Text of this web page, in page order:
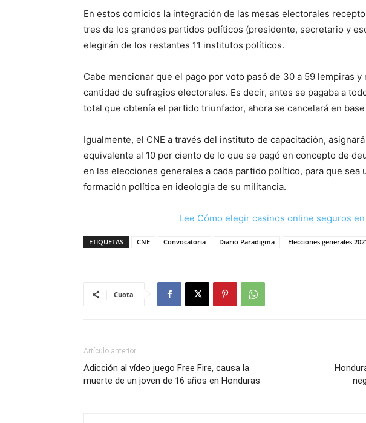
En estos comicios la integración de las mesas electorales
tres de los grandes partidos políticos (presidente, secretario y
elegirán de los restantes 11 institutos políticos.
Cabe mencionar que el pago por voto pasó de 30 a 59 lempiras
cantidad de sufragios electorales. Es decir, antes se pagaba a
total que obtenía el partido triunfador, ahora se cancelará en
Igualmente, el CNE a través del instituto de capacitación,
equivalente al 10 por ciento de lo que se pagó en concepto de
en las elecciones generales a cada partido político, para que sea
formación política en ideología de su militancia.
Lee Cómo elegir casinos online seguros
ETIQUETAS CNE Convocatoria Diario Paradigma Elecciones generales
Cuota
Artículo anterior
Adicción al vídeo juego Free Fire, causa la
muerte de un joven de 16 años en Honduras